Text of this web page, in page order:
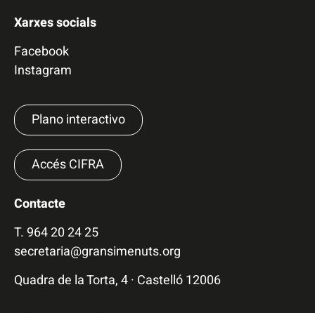
Xarxes socials
Facebook
Instagram
Plano interactivo
Accés CIFRA
Contacte
T. 964 20 24 25
secretaria@gransimenuts.org
Quadra de la Torta, 4 · Castelló 12006